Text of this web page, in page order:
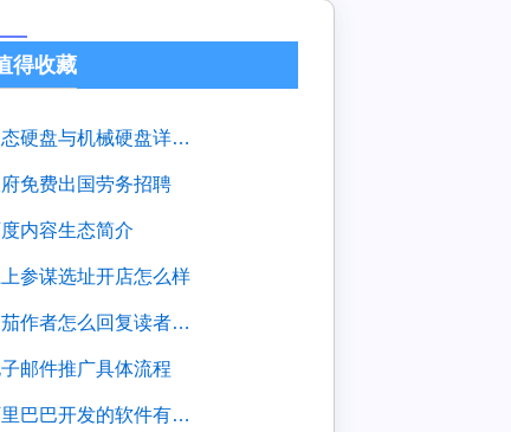
值得收藏
固态硬盘与机械硬盘详细对比
政府免费出国劳务招聘
百度内容生态简介
上上参谋选址开店怎么样
番茄作者怎么回复读者评论
电子邮件推广具体流程
阿里巴巴开发的软件有哪些